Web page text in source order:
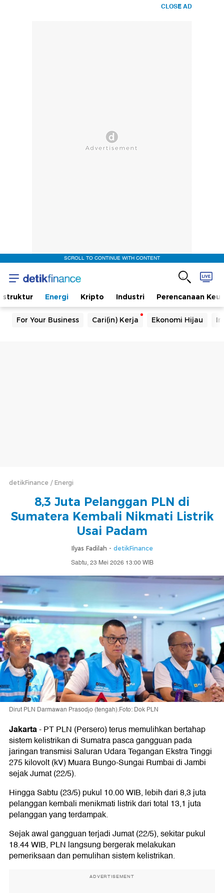
CLOSE AD
SCROLL TO CONTINUE WITH CONTENT
Energi Kripto Industri Perencanaan
For Your Business Cari(in) Kerja Ekonomi Hijau
detikFinance Energi
8,3 Juta Pelanggan PLN di
Sumatera Kembali Nikmati Listrik
Usai Padam
Ilyas Fadilah - detikFinance
Sabtu, 23 Mei 2026 13:00 WIB
Dirut PLN Darmawan Prasodjo (tengah).Foto: Dok PLN
Jakarta-PT PLN (Persero) terus memulihkan bertahap
sistem kelistrikan di Sumatra pasca gangguan pada
jaringan transmisi Saluran Udara Tegangan Ekstra Tinggi
275 kilovolt (kV) Muara Bungo-Sungai Rumbai di Jambi
sejak Jumat (22/5).
Hingga Sabtu (23/5) pukul 10.00 WIB, lebih dari 8,3 juta
pelanggan kembali menikmati listrik dari total 13,1 juta
pelanggan yang terdampak.
Sejak awal gangguan terjadi Jumat (22/5), sekitar pukul
18.44 WIB, PLN langsung bergerak melakukan
pemeriksaan dan pemulihan sistem kelistrikan.
ADVERTISEMENT